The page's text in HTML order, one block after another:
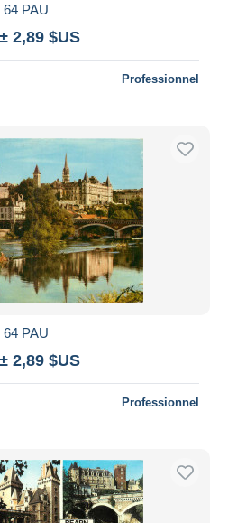
64 PAU
± 2,89 $US
Professionnel
64 PAU
± 2,89 $US
Professionnel